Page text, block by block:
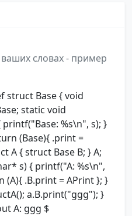
словах - пример
struct Base { void
static void
%s\n", s); }
(Base){ .print =
A { struct Base B; } A;
s) { printf("A: %s\n",
(A){ .B.print = APrint }; }
a.B.print("ggg"); }
A: ggg $